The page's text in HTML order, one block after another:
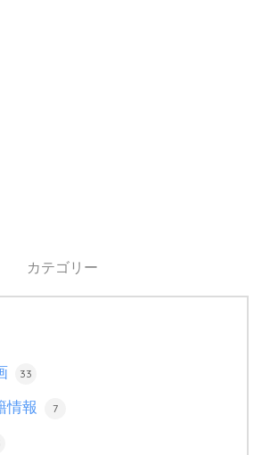
カテゴリー
33
情報 7